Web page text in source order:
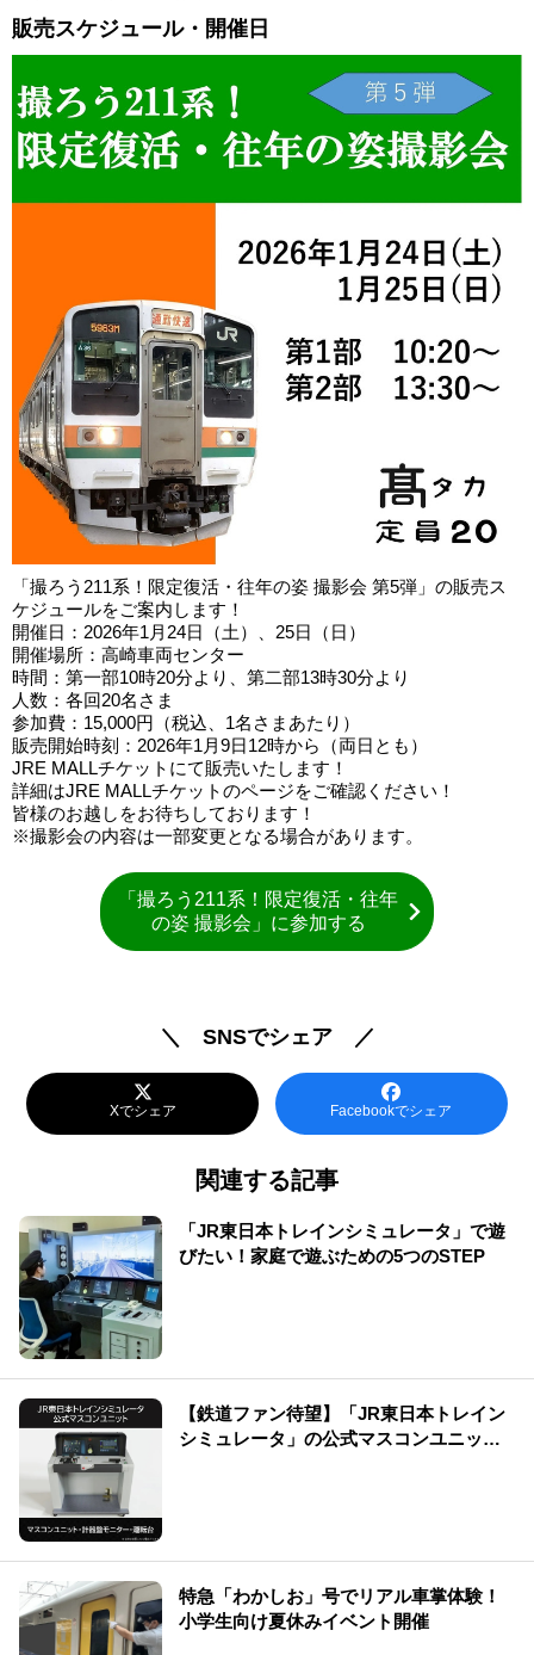
販売スケジュール・開催日
「撮ろう211系！限定復活・往年の姿 撮影会 第5弾」の販売ス
ケジュールをご案内します！
開催日：2026年1月24日（土）、25日（日）
開催場所：高崎車両センター
時間：第一部10時20分より、第二部13時30分より
人数：各回20名さま
参加費：15,000円（税込、1名さまあたり）
販売開始時刻：2026年1月9日12時から（両日とも）
JRE MALLチケットにて販売いたします！
詳細はJRE MALLチケットのページをご確認ください！
皆様のお越しをお待ちしております！
※撮影会の内容は一部変更となる場合があります。
「撮ろう211系！限定復活・往年
の姿 撮影会」に参加する
＼ SNSでシェア ／
Xでシェア Facebookでシェア
関連する記事
「JR東日本トレインシミュレータ」で遊
びたい！家庭で遊ぶための5つのSTEP
【鉄道ファン待望】「JR東日本トレイン
シミュレータ」の公式マスコンユニット
特急「わかしお」号でリアル車掌体験！
小学生向け夏休みイベント開催